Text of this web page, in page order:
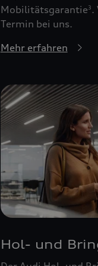
Mobilitätsgarantie3.
Termin bei uns.
Mehr erfahren
Hol- und